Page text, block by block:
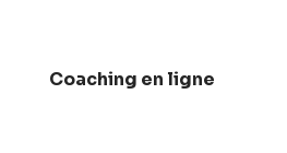
Coaching en ligne